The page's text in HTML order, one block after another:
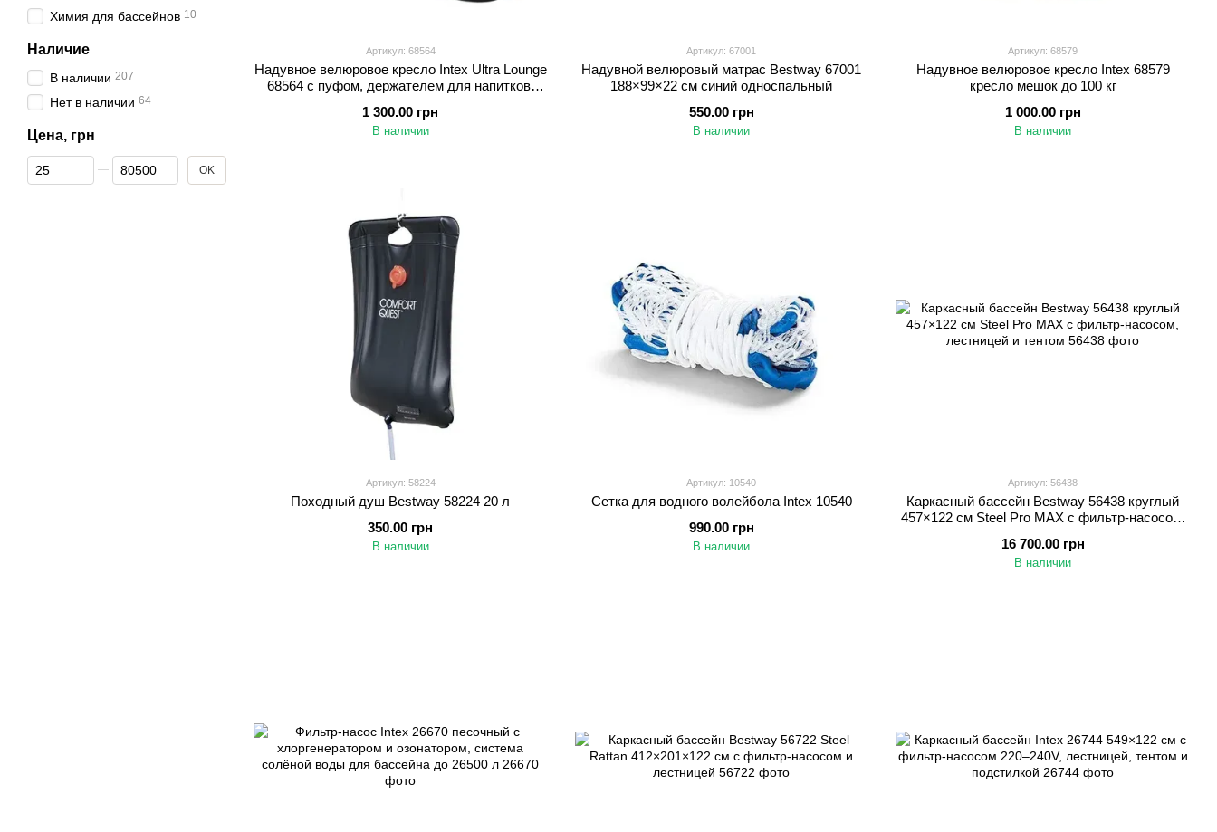
Артикул: 68564
Надувное велюровое кресло Intex Ultra Lounge
68564 с пуфом, держателем для напитков,
1 300.00 грн
В наличии
Артикул: 67001
Надувной велюровый матрас Bestway 67001
188×99×22 см синий односпальный
550.00 грн
В наличии
Артикул: 68579
Надувное велюровое кресло Intex 68579
кресло мешок до 100 кг
1 000.00 грн
В наличии
Артикул: 58224
Походный душ Bestway 58224 20 л
350.00 грн
В наличии
Артикул: 10540
Сетка для водного волейбола Intex 10540
990.00 грн
В наличии
Артикул: 56438
Каркасный бассейн Bestway 56438 круглый
457×122 см Steel Pro MAX с фильтр-насосом,
16 700.00 грн
В наличии
Химия для бассейнов 10
Наличие
В наличии 207
Нет в наличии 64
Цена, грн
От Цена, грн
До Цена, грн OK